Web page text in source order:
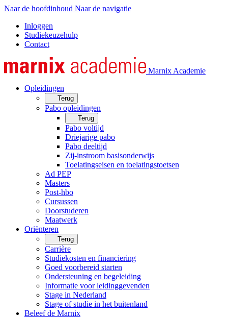
Naar de hoofdinhoud Naar de navigatie
Inloggen
Studiekeuzehulp
Contact
Marnix Academie
Opleidingen
Terug
Pabo opleidingen
Terug
Pabo voltijd
Driejarige pabo
Pabo deeltijd
Zij-instroom basisonderwijs
Toelatingseisen en toelatingstoetsen
Ad PEP
Masters
Post-hbo
Cursussen
Doorstuderen
Maatwerk
Oriënteren
Terug
Carrière
Studiekosten en financiering
Goed voorbereid starten
Ondersteuning en begeleiding
Informatie voor leidinggevenden
Stage in Nederland
Stage of studie in het buitenland
Beleef de Marnix